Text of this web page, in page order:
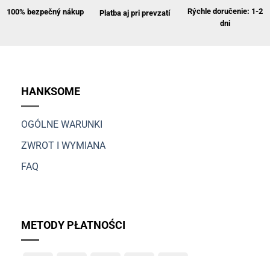
100% bezpečný nákup Platba aj pri prevzatí
Rýchle doručenie: 1-2
HANKSOME
OGÓLNE WARUNKI
ZWROT I WYMIANA
FAQ
METODY PŁATNOŚCI